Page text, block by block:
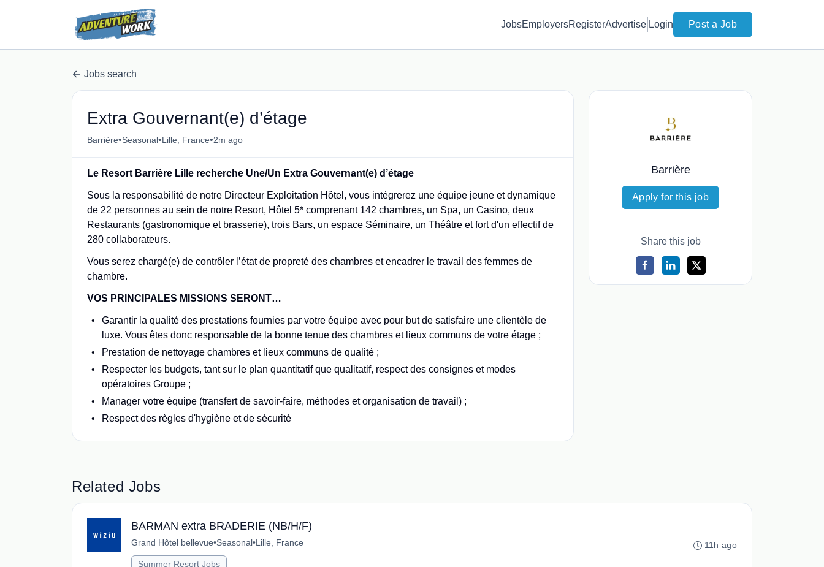
JobsEmployersRegisterAdvertise Login Post a Job
Jobs search
Extra Gouvernant(e) d’étage
Barrière•Seasonal•Lille, France•2m ago
Le Resort Barrière Lille recherche Une/Un Extra Gouvernant(e) d’étage
Sous la responsabilité de notre Directeur Exploitation Hôtel, vous intégrerez une équipe jeune et dynamique
de 22 personnes au sein de notre Resort, Hôtel 5* comprenant 142 chambres, un Spa, un Casino, deux
Restaurants (gastronomique et brasserie), trois Bars, un espace Séminaire, un Théâtre et fort d'un effectif de
280 collaborateurs.
Vous serez chargé(e) de contrôler l’état de propreté des chambres et encadrer le travail des femmes de
chambre.
VOS PRINCIPALES MISSIONS SERONT…
Garantir la qualité des prestations fournies par votre équipe avec pour but de satisfaire une clientèle de
luxe. Vous êtes donc responsable de la bonne tenue des chambres et lieux communs de votre étage ;
Prestation de nettoyage chambres et lieux communs de qualité ;
Respecter les budgets, tant sur le plan quantitatif que qualitatif, respect des consignes et modes
opératoires Groupe ;
Manager votre équipe (transfert de savoir-faire, méthodes et organisation de travail) ;
Respect des règles d'hygiène et de sécurité
Barrière
Apply for this job
Share this job
Related Jobs
BARMAN extra BRADERIE (NB/H/F)
Grand Hôtel bellevue•Seasonal•Lille, France
Summer Resort Jobs
11h ago